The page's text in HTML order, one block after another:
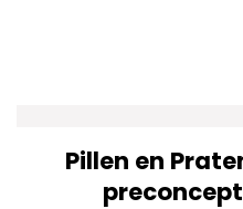
Pillen en